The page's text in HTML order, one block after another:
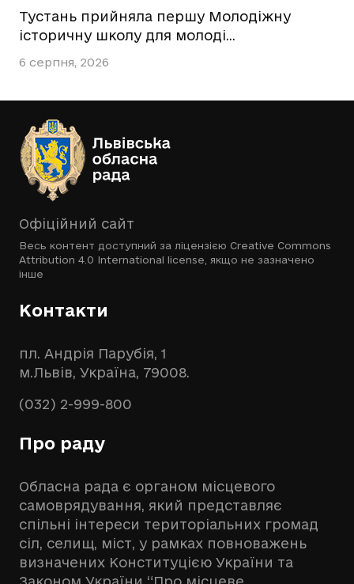
Тустань прийняла першу Молодіжну
історичну школу для молоді…
6 серпня, 2026
Офіційний сайт
Весь контент доступний за ліцензією Creative Commons
Attribution 4.0 International license , якщо не зазначено
інше
Контакти
пл. Андрія Парубія, 1
м.Львів, Україна, 79008.
(032) 2-999-800
Про раду
Обласна рада є органом місцевого
самоврядування, який представляє
спільні інтереси територіальних громад
сіл, селищ, міст, у рамках повноважень
визначених Конституцією України та